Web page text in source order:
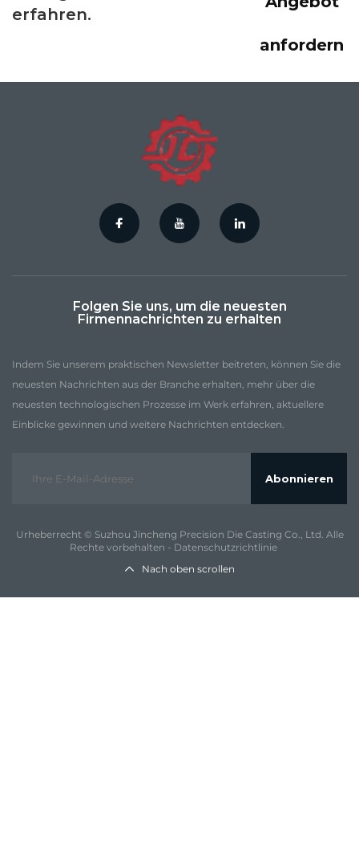
erfahren.
anfordern
Folgen Sie uns, um die neuesten
Firmennachrichten zu erhalten
Indem Sie unserem praktischen Newsletter beitreten, können Sie die
neuesten Nachrichten aus der Branche erhalten, mehr über die
neuesten technologischen Prozesse im Werk erfahren, aktuellere
Einblicke gewinnen und weitere Nachrichten entdecken.
Abonnieren
Urheberrecht © Suzhou Jincheng Precision Die Casting Co., Ltd. Alle
Rechte vorbehalten - Datenschutzrichtlinie
Nach oben scrollen